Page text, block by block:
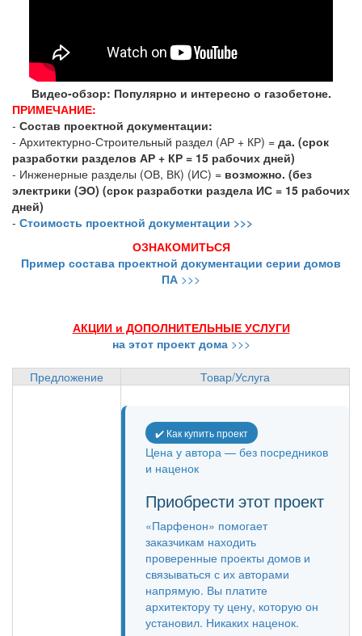
Видео-обзор: Популярно и интересно о газобетоне.
ПРИМЕЧАНИЕ:
- Состав проектной документации:
- Архитектурно-Строительный раздел (АР + КР) = да. (срок
разработки разделов АР + КР = 15 рабочих дней)
- Инженерные разделы (ОВ, ВК) (ИС) = возможно. (без
электрики (ЭО) (срок разработки раздела ИС = 15 рабочих
дней)
- Стоимость проектной документации >>>
ОЗНАКОМИТЬСЯ
Пример состава проектной документации серии домов
ПА >>>
АКЦИИ и ДОПОЛНИТЕЛЬНЫЕ УСЛУГИ
на этот проект дома>>>
Предложение Товар/Услуга
✔️ Как купить проект
Цена у автора — без посредников
и наценок
Приобрести этот проект
«Парфенон» помогает
заказчикам находить
проверенные проекты домов и
связываться с их авторами
напрямую. Вы платите
архитектору ту цену, которую он
установил. Никаких наценок.